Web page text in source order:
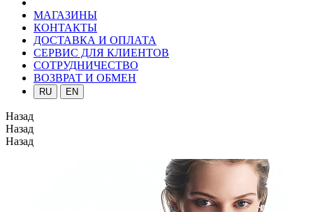
МАГАЗИНЫ
КОНТАКТЫ
ДОСТАВКА И ОПЛАТА
СЕРВИС ДЛЯ КЛИЕНТОВ
СОТРУДНИЧЕСТВО
ВОЗВРАТ И ОБМЕН
RU EN
Назад
Назад
Назад